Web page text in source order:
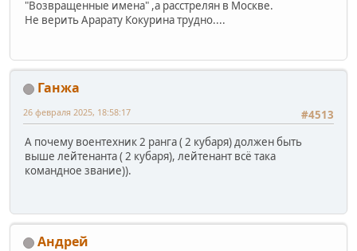
"Возвращенные имена" ,а расстрелян в Москве.
Не верить Арарату Кокурина трудно....
Ганжа
#4513
26 февраля 2025, 18:58:17
А почему воентехник 2 ранга ( 2 кубаря) должен быть
выше лейтенанта ( 2 кубаря), лейтенант всё така
командное звание)).
Андрей